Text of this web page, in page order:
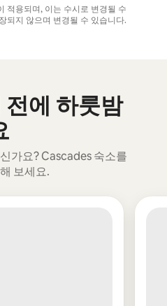
적용되며, 이는 수시로 변경될 수
되지 않으며 변경될 수 있습니다.
전에 하룻밤
가요? Cascades 숙소를
보세요.